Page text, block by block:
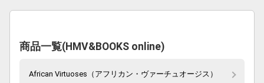
商品一覧(HMV&BOOKS online)
African Virtuoses（アフリカン・ヴァーチュオージス）